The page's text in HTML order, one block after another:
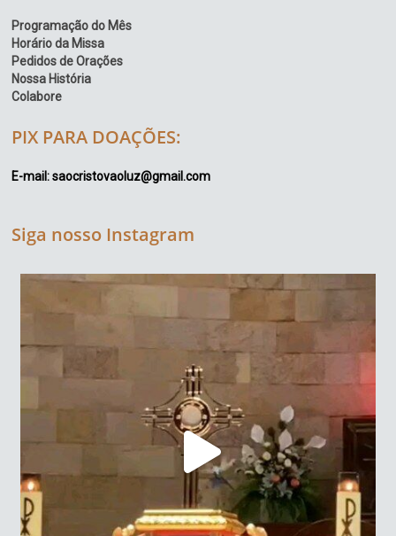
Programação do Mês
Horário da Missa
Pedidos de Orações
Nossa História
Colabore
PIX PARA DOAÇÕES:
E-mail: saocristovaoluz@gmail.com
Siga nosso Instagram